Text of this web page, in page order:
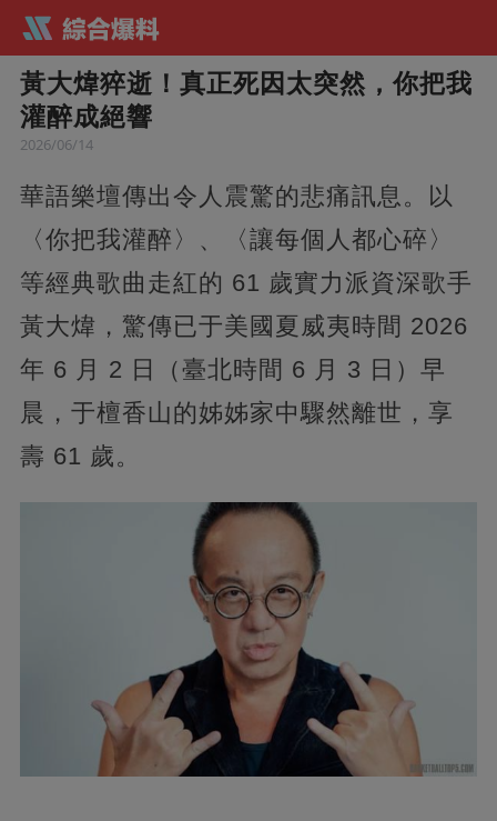
黃大煒猝逝！真正死因太突然，你把我
灌醉成絕響
2026/06/14
華語樂壇傳出令人震驚的悲痛訊息。以
〈你把我灌醉〉、〈讓每個人都心碎〉
等經典歌曲走紅的 61 歲實力派資深歌手
黃大煒，驚傳已于美國夏威夷時間 2026
年 6 月 2 日（臺北時間 6 月 3 日）早
晨，于檀香山的姊姊家中驟然離世，享
壽 61 歲。